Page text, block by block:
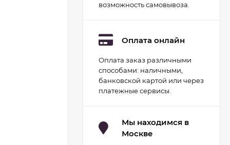
возможность самовывоза.
Оплата онлайн
Оплата заказ различными
способами: наличными,
банковской картой или через
платежные сервисы.
Мы находимся в
Москве
Набор для
гидропоники Uniel
минисад Aqua.
Светильник для
растений
2 093 руб.
1 700руб.
Светильник для